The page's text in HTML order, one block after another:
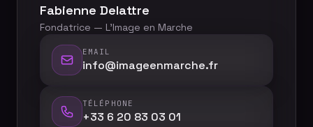
Fabienne Delattre
Fondatrice — L'Image en Marche
EMAIL
info@imageenmarche.fr
TÉLÉPHONE
+33 6 20 83 03 01